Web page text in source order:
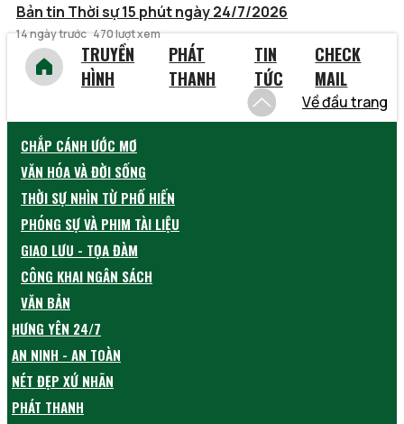
Bản tin Thời sự 15 phút ngày 24/7/2026
14 ngày trước 470 lượt xem
TRUYỀN
HÌNH
PHÁT
THANH
TIN
TỨC
CHECK
MAIL
Về đầu trang
CHẮP CÁNH ƯỚC MƠ
VĂN HÓA VÀ ĐỜI SỐNG
THỜI SỰ NHÌN TỪ PHỐ HIẾN
PHÓNG SỰ VÀ PHIM TÀI LIỆU
GIAO LƯU - TỌA ĐÀM
CÔNG KHAI NGÂN SÁCH
VĂN BẢN
HƯNG YÊN 24/7
AN NINH - AN TOÀN
NÉT ĐẸP XỨ NHÃN
PHÁT THANH